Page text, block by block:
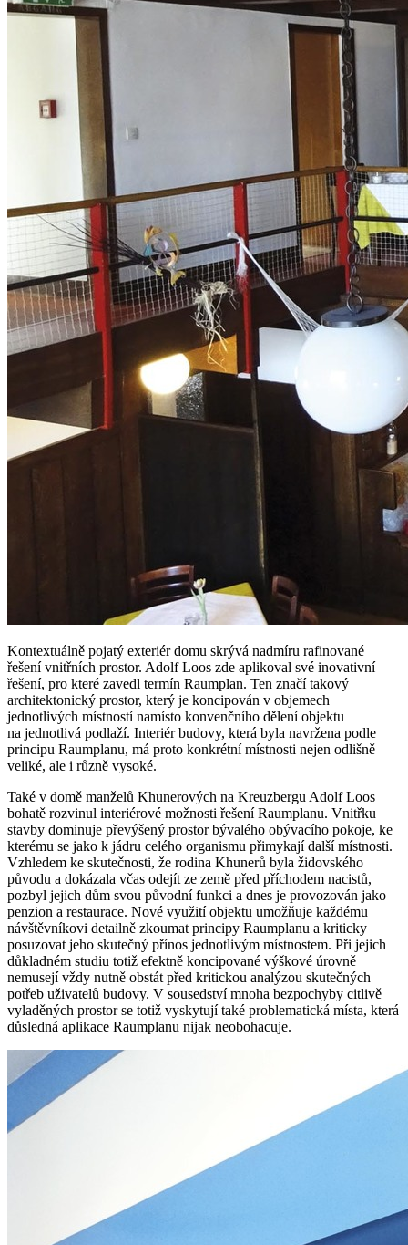
Kontextuálně pojatý exteriér domu skrývá nadmíru rafinované
řešení vnitřních prostor. Adolf Loos zde aplikoval své inovativní
řešení, pro které zavedl termín Raumplan. Ten značí takový
architektonický prostor, který je koncipován v objemech
jednotlivých místností namísto konvenčního dělení objektu
na jednotlivá podlaží. Interiér budovy, která byla navržena podle
principu Raumplanu, má proto konkrétní místnosti nejen odlišně
veliké, ale i různě vysoké.
Také v domě manželů Khunerových na Kreuzbergu Adolf Loos
bohatě rozvinul interiérové možnosti řešení Raumplanu. Vnitřku
stavby dominuje převýšený prostor bývalého obývacího pokoje, ke
kterému se jako k jádru celého organismu přimykají další místnosti.
Vzhledem ke skutečnosti, že rodina Khunerů byla židovského
původu a dokázala včas odejít ze země před příchodem nacistů,
pozbyl jejich dům svou původní funkci a dnes je provozován jako
penzion a restaurace. Nové využití objektu umožňuje každému
návštěvníkovi detailně zkoumat principy Raumplanu a kriticky
posuzovat jeho skutečný přínos jednotlivým místnostem. Při jejich
důkladném studiu totiž efektně koncipované výškové úrovně
nemusejí vždy nutně obstát před kritickou analýzou skutečných
potřeb uživatelů budovy. V sousedství mnoha bezpochyby citlivě
vyladěných prostor se totiž vyskytují také problematická místa, která
důsledná aplikace Raumplanu nijak neobohacuje.